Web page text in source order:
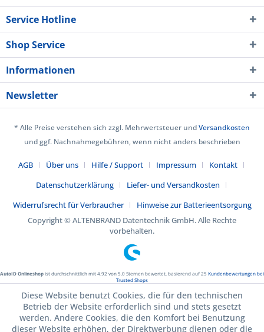
Service Hotline
Shop Service
Informationen
Newsletter
* Alle Preise verstehen sich zzgl. Mehrwertsteuer undVersandkosten
und ggf. Nachnahmegebühren, wenn nicht anders beschrieben
AGB Über uns Hilfe / Support Impressum
Kontakt
Datenschutzerklärung
Liefer- und Versandkosten
Widerrufsrecht für Verbraucher
Hinweise zur Batterieentsorgung
Copyright © ALTENBRAND Datentechnik GmbH. Alle Rechte
vorbehalten.
AutoID Onlineshopist durchschnittlich mit4.92 von5.0Sternen bewertet, basierend auf25 Kundenbewertungen bei
Trusted Shops
Diese Website benutzt Cookies, die für den technischen
Betrieb der Website erforderlich sind und stets gesetzt
werden. Andere Cookies, die den Komfort bei Benutzung
dieser Website erhöhen, der Direktwerbung dienen oder die